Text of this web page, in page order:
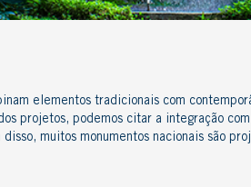
elementos tradicionais com
projetos, podemos citar a integração
muitos monumentos nacionais são